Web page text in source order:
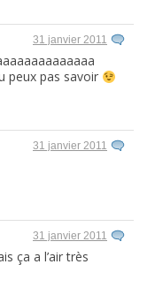
31 janvier 2011
peux pas savoir
31 janvier 2011
31 janvier 2011
ça a l’air très